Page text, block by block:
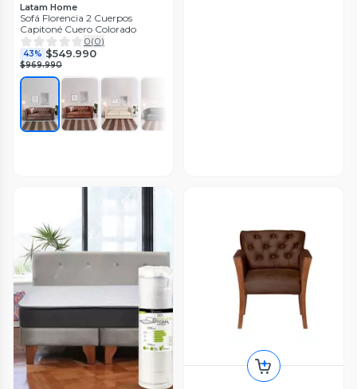
Latam Home
Sofá Florencia 2 Cuerpos
Capitoné Cuero Colorado
0(0)
43% $549.990
$969.990